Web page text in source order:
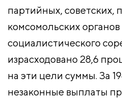
партийных, советских,
комсомольских
социалистического
израсходовано 28,6
на эти цели суммы. За
незаконные выплаты